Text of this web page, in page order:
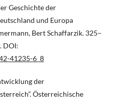
Geschichte der
und Europa
Bert Schaffarzik. 325–
DOI:
41235-6_8
der
Österreichische